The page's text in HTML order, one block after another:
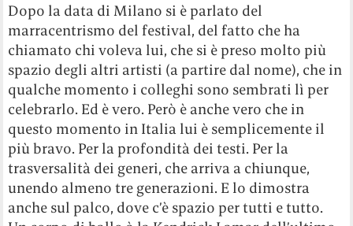
Dopo la data di Milano si è parlato del
marracentrismo del festival, del fatto che ha
chiamato chi voleva lui, che si è preso molto più
spazio degli altri artisti (a partire dal nome), che in
qualche momento i colleghi sono sembrati lì per
celebrarlo. Ed è vero. Però è anche vero che in
questo momento in Italia lui è semplicemente il
più bravo. Per la profondità dei testi. Per la
trasversalità dei generi, che arriva a chiunque,
unendo almeno tre generazioni. E lo dimostra
anche sul palco, dove c’è spazio per tutti e tutto.